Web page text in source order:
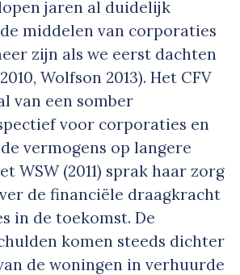
jaren al duidelijk
middelen van corporaties
zijn als we eerst dachten
Wolfson 2013). Het CFV
van een somber
voor corporaties en
vermogens op langere
WSW (2011) sprak haar zorg
de financiële draagkracht
in de toekomst. De
komen steeds dichter
de woningen in verhuurde